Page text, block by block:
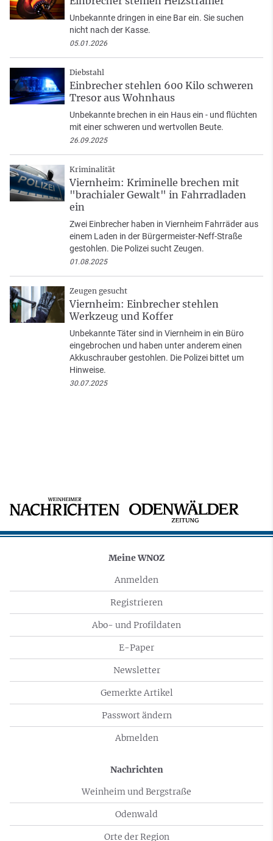
Unbekannte dringen in eine Bar ein. Sie suchen
nicht nach der Kasse.
05.01.2026
Diebstahl
Einbrecher stehlen 600 Kilo schweren
Tresor aus Wohnhaus
Unbekannte brechen in ein Haus ein - und flüchten
mit einer schweren und wertvollen Beute.
26.09.2025
Kriminalität
Viernheim: Kriminelle brechen mit
"brachialer Gewalt" in Fahrradladen
ein
Zwei Einbrecher haben in Viernheim Fahrräder aus
einem Laden in der Bürgermeister-Neff-Straße
gestohlen. Die Polizei sucht Zeugen.
01.08.2025
Zeugen gesucht
Viernheim: Einbrecher stehlen
Werkzeug und Koffer
Unbekannte Täter sind in Viernheim in ein Büro
eingebrochen und haben unter anderem einen
Akkuschrauber gestohlen. Die Polizei bittet um
Hinweise.
30.07.2025
Meine WNOZ
Anmelden
Registrieren
Abo- und Profildaten
E-Paper
Newsletter
Gemerkte Artikel
Passwort ändern
Abmelden
Nachrichten
Weinheim und Bergstraße
Odenwald
Orte der Region